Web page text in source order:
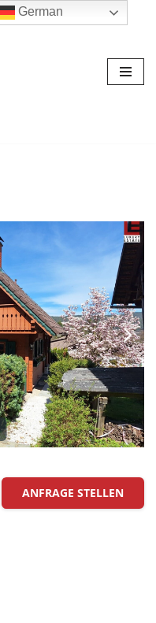
ANFRAGE STELLEN
German